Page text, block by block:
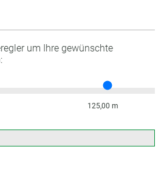
um Ihre gewünschte
125,00 m